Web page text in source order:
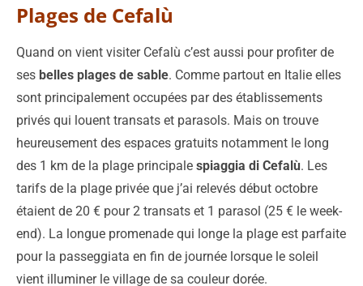
Plages de Cefalù
Quand on vient visiter Cefalù c’est aussi pour profiter de
ses belles plages de sable. Comme partout en Italie elles
sont principalement occupées par des établissements
privés qui louent transats et parasols. Mais on trouve
heureusement des espaces gratuits notamment le long
des 1 km de la plage principale spiaggia di Cefalù. Les
tarifs de la plage privée que j’ai relevés début octobre
étaient de 20 € pour 2 transats et 1 parasol (25 € le week-
end). La longue promenade qui longe la plage est parfaite
pour la passeggiata en fin de journée lorsque le soleil
vient illuminer le village de sa couleur dorée.